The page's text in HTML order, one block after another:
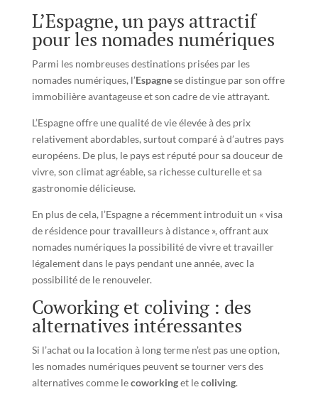
L’Espagne, un pays attractif
pour les nomades numériques
Parmi les nombreuses destinations prisées par les
nomades numériques, l’Espagnese distingue par son offre
immobilière avantageuse et son cadre de vie attrayant.
L’Espagne offre une qualité de vie élevée à des prix
relativement abordables, surtout comparé à d’autres pays
européens. De plus, le pays est réputé pour sa douceur de
vivre, son climat agréable, sa richesse culturelle et sa
gastronomie délicieuse.
En plus de cela, l’Espagne a récemment introduit un « visa
de résidence pour travailleurs à distance », offrant aux
nomades numériques la possibilité de vivre et travailler
légalement dans le pays pendant une année, avec la
possibilité de le renouveler.
Coworking et coliving : des
alternatives intéressantes
Si l’achat ou la location à long terme n’est pas une option,
les nomades numériques peuvent se tourner vers des
alternatives comme lecoworkinget lecoliving.